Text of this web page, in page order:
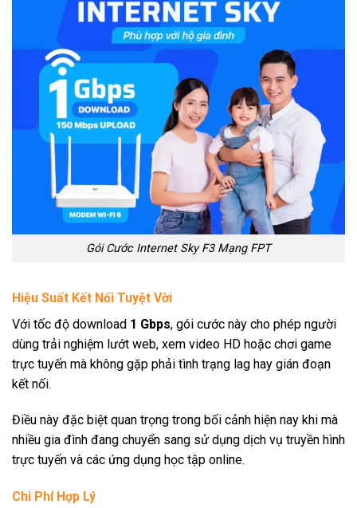
Gói Cước Internet Sky F3 Mạng FPT
Hiệu Suất Kết Nối Tuyệt Vời
Với tốc độ download 1 Gbps, gói cước này cho phép người
dùng trải nghiệm lướt web, xem video HD hoặc chơi game
trực tuyến mà không gặp phải tình trạng lag hay gián đoạn
kết nối.
Điều này đặc biệt quan trọng trong bối cảnh hiện nay khi mà
nhiều gia đình đang chuyển sang sử dụng dịch vụ truyền hình
trực tuyến và các ứng dụng học tập online.
Chi Phí Hợp Lý